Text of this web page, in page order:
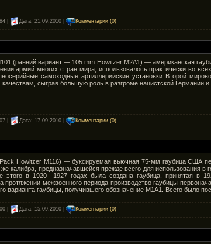
| Дата: 21.09.2010 Комментарии (0)
(ранний вариант — 105 mm Howitzer M2A1) — американская
армий многих стран мира, использовалось практически во
самоходные артиллерийские установки Второй
сыграв большую роль в разгроме нацистской Германии
| Дата: 17.09.2010 Комментарии (0)
Pack Howitzer M116) — буксируемая вьючная 75-мм гаубица США
калибра, предназначавшейся прежде всего для
этого в 1920—1927 годах была создана гаубица, принятая в
протяжении межвоенного периода производство гаубицы
варианта гаубицы, получившего обозначение M1A1. Всего было
| Дата: 15.09.2010 Комментарии (0)